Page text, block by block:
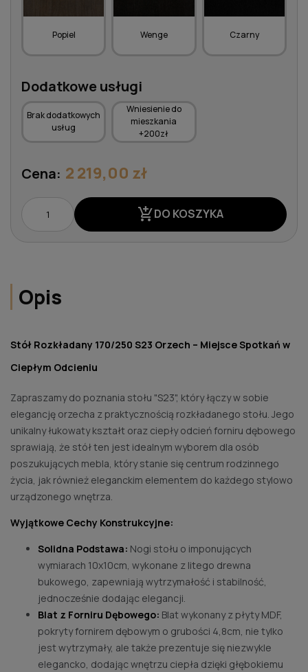
Popiel Wenge Czarny
Dodatkowe usługi
Brak dodatkowych
usług
Wniesienie do
mieszkania
+200zł
Cena: 2 219,00 zł
add_shopping_cartDO KOSZYKA
Opis
Stół Rozkładany 170/250 S23 Orzech – Miejsce Spotkań w
Ciepłym Odcieniu
Zapraszamy do poznania stołu "S23", który łączy w sobie
elegancję orzecha z praktycznością rozkładanego stołu. Jego
unikalny łukowaty kształt oraz ciepły odcień forniru dębowego
sprawiają, że stół ten jest idealnym wyborem dla osób
poszukujących mebla, który stanie się centrum rodzinnego
życia, jak również eleganckim elementem do każdego stylowo
urządzonego wnętrza.
Wyjątkowe Cechy Konstrukcyjne:
Solidna Podstawa: Nogi stołu o imponujących
wymiarach 10x10cm, wykonane z litego drewna
bukowego, zapewniają wytrzymałość i stabilność,
jednocześnie dodając elegancji.
Blat z Forniru Dębowego: Blat wykonany z płyty MDF,
pokryty fornirem dębowym o grubości 4,8cm, nie tylko
jest wytrzymały, ale także prezentuje się niezwykle
elegancko, dodając wnętrzu ciepła dzięki głębokiemu